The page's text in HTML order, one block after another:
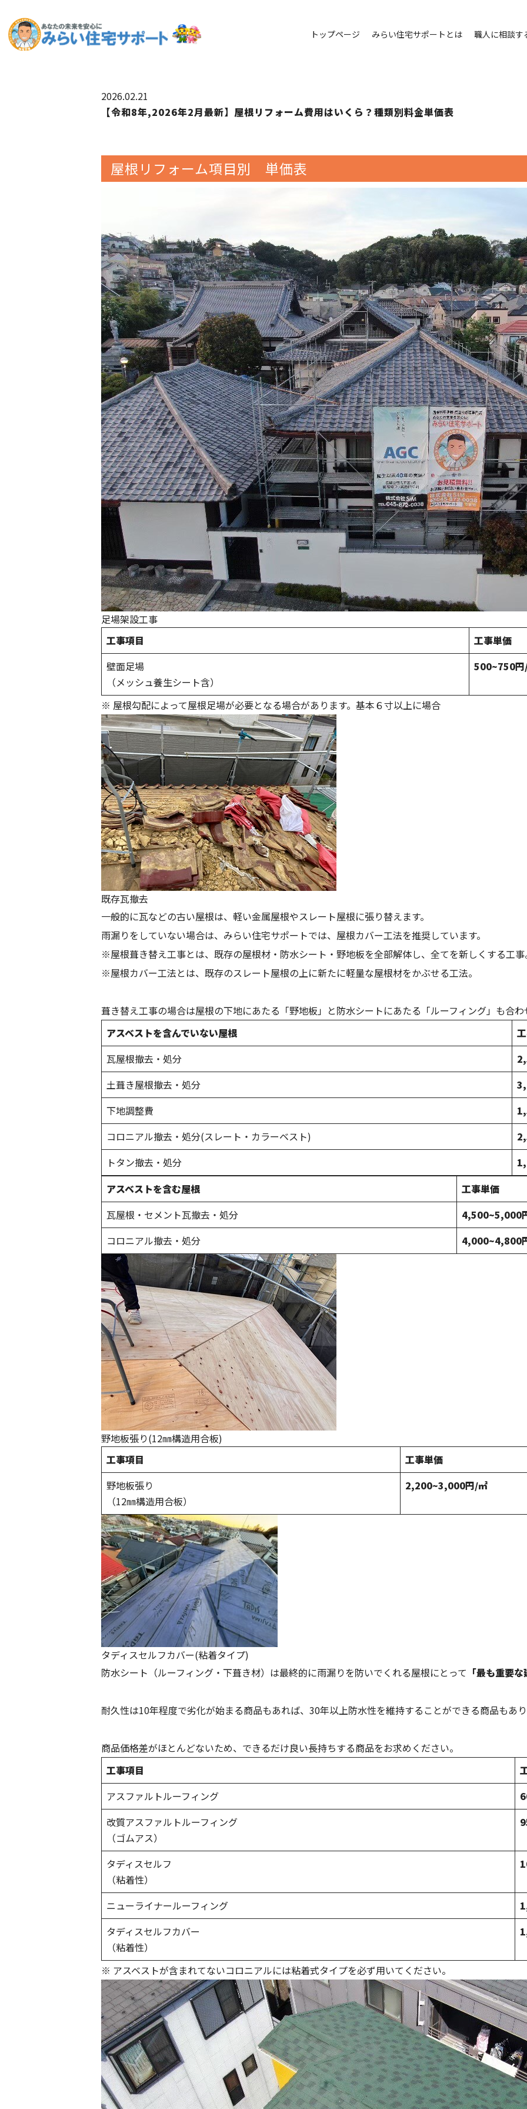
トップページ みらい住宅サポートとは 職人に相談す
2026.02.21
【令和8年,2026年2月最新】屋根リフォーム費用はいくら？種類別料金単価表
屋根リフォーム項目別 単価表
足場架設工事
工事項目
工事単価
壁面足場
（メッシュ養生シート含）
500~750
※ 屋根勾配によって屋根足場が必要となる場合があります。基本６寸以上に場合
既存瓦撤去
一般的に瓦などの古い屋根は、軽い金属屋根やスレート屋根に張り替えます。
雨漏りをしていない場合は、みらい住宅サポートでは、屋根カバー工法を推奨しています。
※屋根葺き替え工事とは、既存の屋根材・防水シート・野地板を全部解体し、全てを新しくする工
※屋根カバー工法とは、既存のスレート屋根の上に新たに軽量な屋根材をかぶせる工法。
葺き替え工事の場合は屋根の下地にあたる「野地板」と防水シートにあたる「ルーフィング」も合
アスベストを含んでいない屋根
瓦屋根撤去・処分
土葺き屋根撤去・処分
下地調整費
コロニアル撤去・処分(スレート・カラーベスト)
トタン撤去・処分
アスベストを含む屋根
工事単価
瓦屋根・セメント瓦撤去・処分
4,500~5,000
コロニアル撤去・処分
4,000~4,800
野地板張り(12㎜構造用合板)
工事項目
工事単価
野地板張り
（12㎜構造用合板）
2,200~3,000円/㎡
タディスセルフカバー(粘着タイプ)
防水シート（ルーフィング・下葺き材）は最終的に雨漏りを防いでくれる屋根にとって 「最も重要
耐久性は10年程度で劣化が始まる商品もあれば、30年以上防水性を維持することができる商品もあ
商品価格差がほとんどないため、できるだけ良い長持ちする商品をお求めください。
工事項目
アスファルトルーフィング
改質アスファルトルーフィング
（ゴムアス）
タディスセルフ
（粘着性）
ニューライナールーフィング
タディスセルフカバー
（粘着性）
※ アスベストが含まれてないコロニアルには粘着式タイプを必ず用いてください。